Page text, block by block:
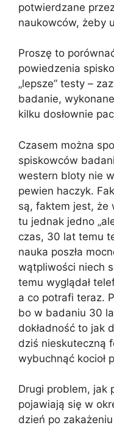
potwierdzane
naukowców, żeby
Proszę to
powiedzenia
„lepsze” testy –
badanie,
kilku dosłownie
Czasem można
spiskowców
western bloty nie
pewien haczyk.
są, faktem jest, że
tu jednak jedno
czas, 30 lat temu
nauka poszła
wątpliwości niech
temu wyglądał
a co potrafi teraz.
bo w badaniu 30
dokładność to jak
dziś nieskuteczną
wybuchnąć kocioł
Drugi problem, jak
pojawiają się w
dzień po